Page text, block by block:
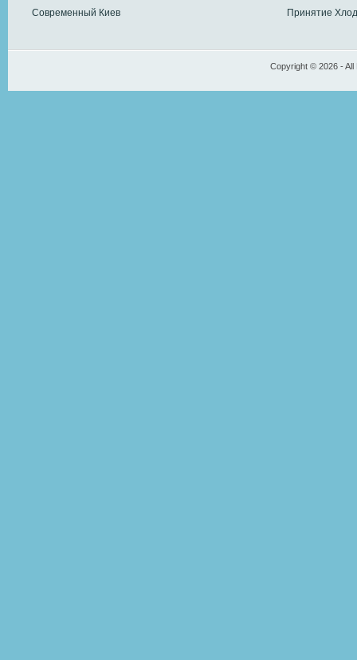
Современный Киев Принятие
Copyright © 2026 -